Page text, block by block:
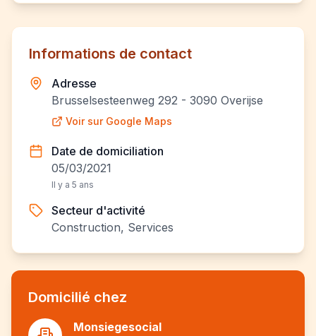
Informations de contact
Adresse
Brusselsesteenweg 292 - 3090 Overijse
Voir sur Google Maps
Date de domiciliation
05/03/2021
Il y a 5 ans
Secteur d'activité
Construction, Services
Domicilié chez
Monsiegesocial